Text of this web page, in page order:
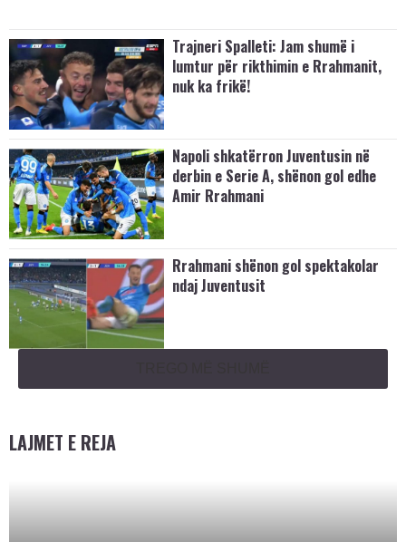
Trajneri Spalleti: Jam shumë i
lumtur për rikthimin e Rrahmanit,
nuk ka frikë!
Napoli shkatërron Juventusin në
derbin e Serie A, shënon gol edhe
Amir Rrahmani
Rrahmani shënon gol spektakolar
ndaj Juventusit
LAJMET E REJA